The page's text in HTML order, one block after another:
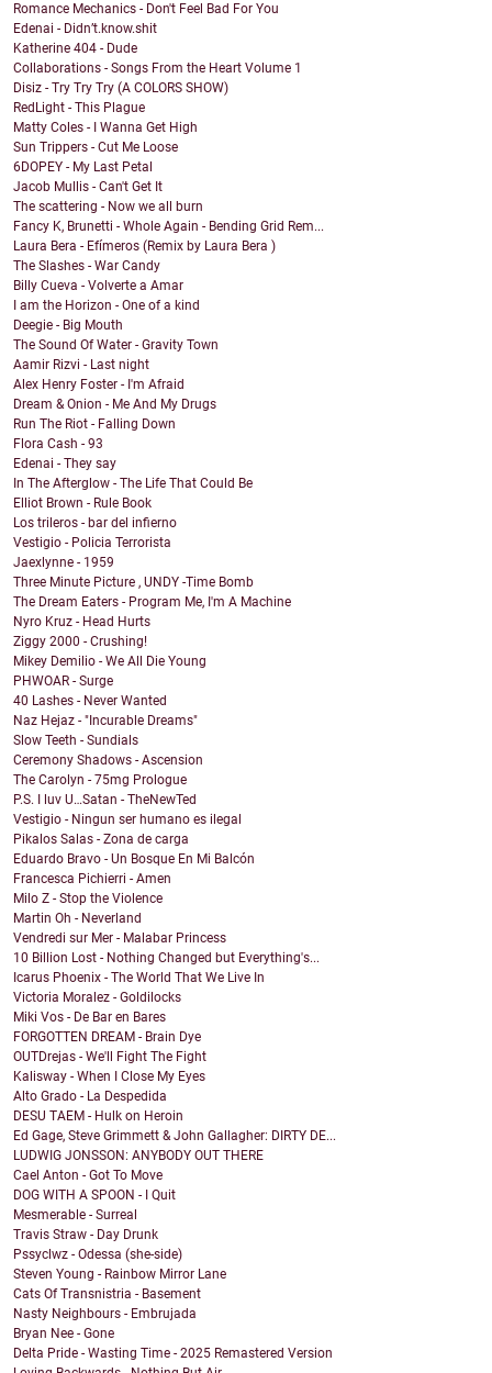
Romance Mechanics - Don't Feel Bad For You
Edenai - Didn’t.know.shit
Katherine 404 - Dude
Collaborations - Songs From the Heart Volume 1
Disiz - Try Try Try (A COLORS SHOW)
RedLight - This Plague
Matty Coles - I Wanna Get High
Sun Trippers - Cut Me Loose
6DOPEY - My Last Petal
Jacob Mullis - Can't Get It
The scattering - Now we all burn
Fancy K, Brunetti - Whole Again - Bending Grid Rem...
Laura Bera - Efímeros (Remix by Laura Bera )
The Slashes - War Candy
Billy Cueva - Volverte a Amar
I am the Horizon - One of a kind
Deegie - Big Mouth
The Sound Of Water - Gravity Town
Aamir Rizvi - Last night
Alex Henry Foster - I'm Afraid
Dream & Onion - Me And My Drugs
Run The Riot - Falling Down
Flora Cash - 93
Edenai - They say
In The Afterglow - The Life That Could Be
Elliot Brown - Rule Book
Los trileros - bar del infierno
Vestigio - Policia Terrorista
Jaexlynne - 1959
Three Minute Picture , UNDY -Time Bomb
The Dream Eaters - Program Me, I'm A Machine
Nyro Kruz - Head Hurts
Ziggy 2000 - Crushing!
Mikey Demilio - We All Die Young
PHWOAR - Surge
40 Lashes - Never Wanted
Naz Hejaz - "Incurable Dreams"
Slow Teeth - Sundials
Ceremony Shadows - Ascension
The Carolyn - 75mg Prologue
P.S. I luv U…Satan - TheNewTed
Vestigio - Ningun ser humano es ilegal
Pikalos Salas - Zona de carga
Eduardo Bravo - Un Bosque En Mi Balcón
Francesca Pichierri - Amen
Milo Z - Stop the Violence
Martin Oh - Neverland
Vendredi sur Mer - Malabar Princess
10 Billion Lost - Nothing Changed but Everything's...
Icarus Phoenix - The World That We Live In
Victoria Moralez - Goldilocks
Miki Vos - De Bar en Bares
FORGOTTEN DREAM - Brain Dye
OUTDrejas - We'll Fight The Fight
Kalisway - When I Close My Eyes
Alto Grado - La Despedida
DESU TAEM - Hulk on Heroin
Ed Gage, Steve Grimmett & John Gallagher: DIRTY DE...
LUDWIG JONSSON: ANYBODY OUT THERE
Cael Anton - Got To Move
DOG WITH A SPOON - I Quit
Mesmerable - Surreal
Travis Straw - Day Drunk
Pssyclwz - Odessa (she-side)
Steven Young - Rainbow Mirror Lane
Cats Of Transnistria - Basement
Nasty Neighbours - Embrujada
Bryan Nee - Gone
Delta Pride - Wasting Time - 2025 Remastered Version